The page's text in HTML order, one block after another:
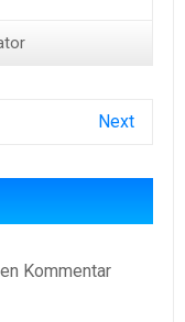
Next
Kommentar